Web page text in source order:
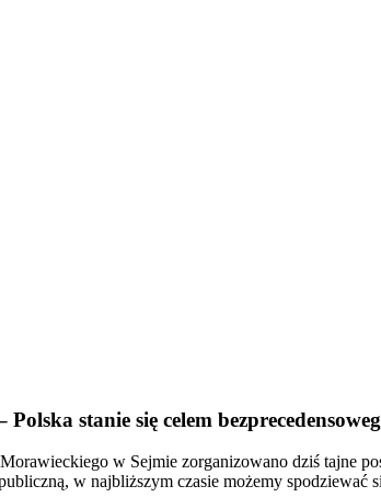
Polska stanie się celem
w Sejmie zorganizowano dziś tajne
w najbliższym czasie możemy spodziewać